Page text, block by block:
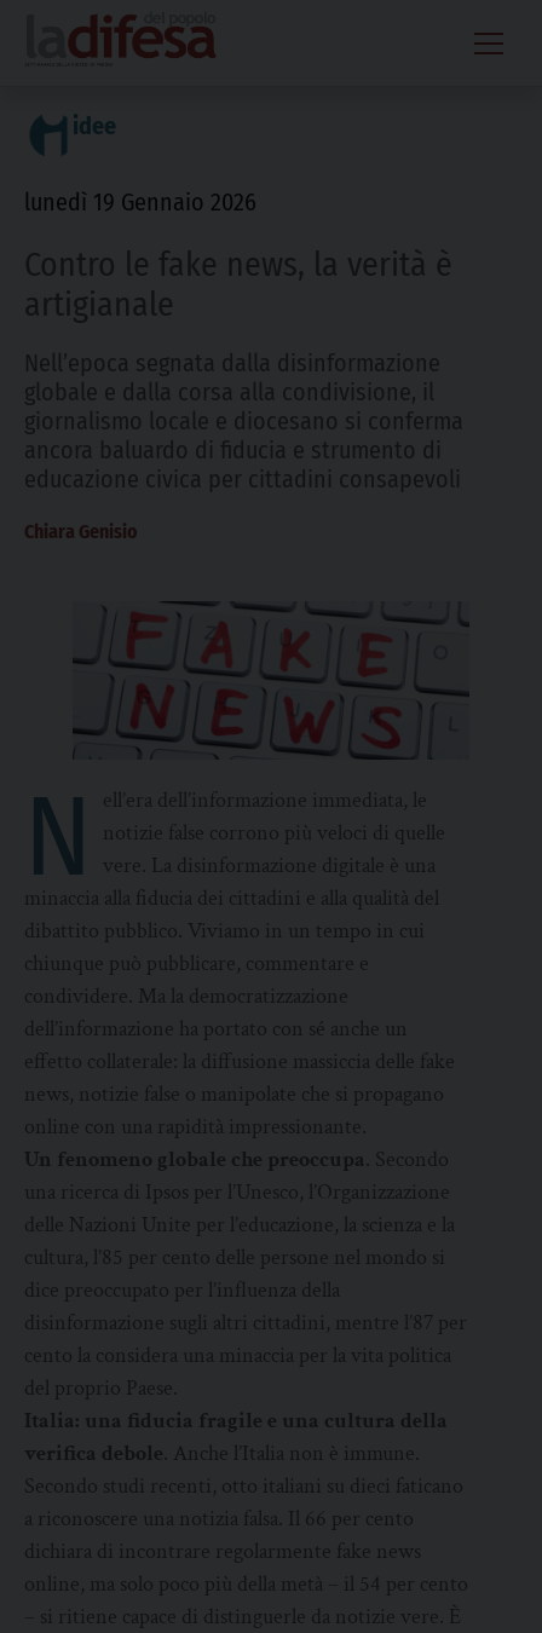
content
idee
lunedì 19 Gennaio 2026
Contro le fake news, la verità è
artigianale
Nell’epoca segnata dalla disinformazione
globale e dalla corsa alla condivisione, il
giornalismo locale e diocesano si conferma
ancora baluardo di fiducia e strumento di
educazione civica per cittadini consapevoli
Chiara Genisio
N
ell’era dell’informazione immediata, le
notizie false corrono più veloci di quelle
vere. La disinformazione digitale è una
minaccia alla fiducia dei cittadini e alla qualità del
dibattito pubblico. Viviamo in un tempo in cui
chiunque può pubblicare, commentare e
condividere. Ma la democratizzazione
dell’informazione ha portato con sé anche un
effetto collaterale: la diffusione massiccia delle fake
news, notizie false o manipolate che si propagano
online con una rapidità impressionante.
Un fenomeno globale che preoccupa . Secondo
una ricerca di Ipsos per l’Unesco, l’Organizzazione
delle Nazioni Unite per l’educazione, la scienza e la
cultura, l’85 per cento delle persone nel mondo si
dice preoccupato per l’influenza della
disinformazione sugli altri cittadini, mentre l’87 per
cento la considera una minaccia per la vita politica
del proprio Paese.
Italia: una fiducia fragile e una cultura della
verifica debole . Anche l’Italia non è immune.
Secondo studi recenti, otto italiani su dieci faticano
a riconoscere una notizia falsa. Il 66 per cento
dichiara di incontrare regolarmente fake news
online, ma solo poco più della metà – il 54 per cento
– si ritiene capace di distinguerle da notizie vere. È